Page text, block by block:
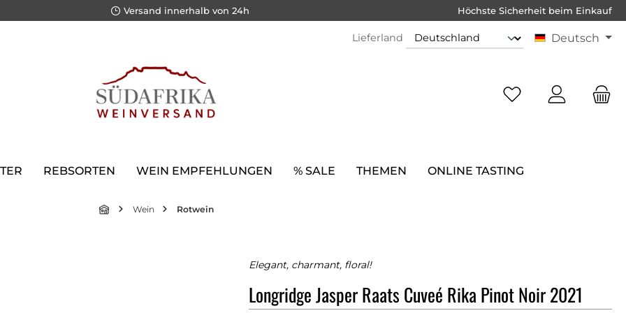
Versand innerhalb von 24h Höchste Sicherheit beim Einkauf
Lieferland Deutsch
REBSORTEN WEIN EMPFEHLUNGEN % SALE THEMEN ONLINE TASTING
Wein Rotwein
Elegant, charmant, floral!
Longridge Jasper Raats Cuveé Rika Pinot Noir 2021